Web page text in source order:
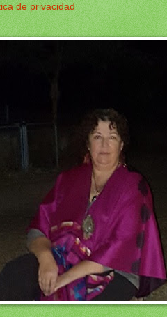
de privacidad